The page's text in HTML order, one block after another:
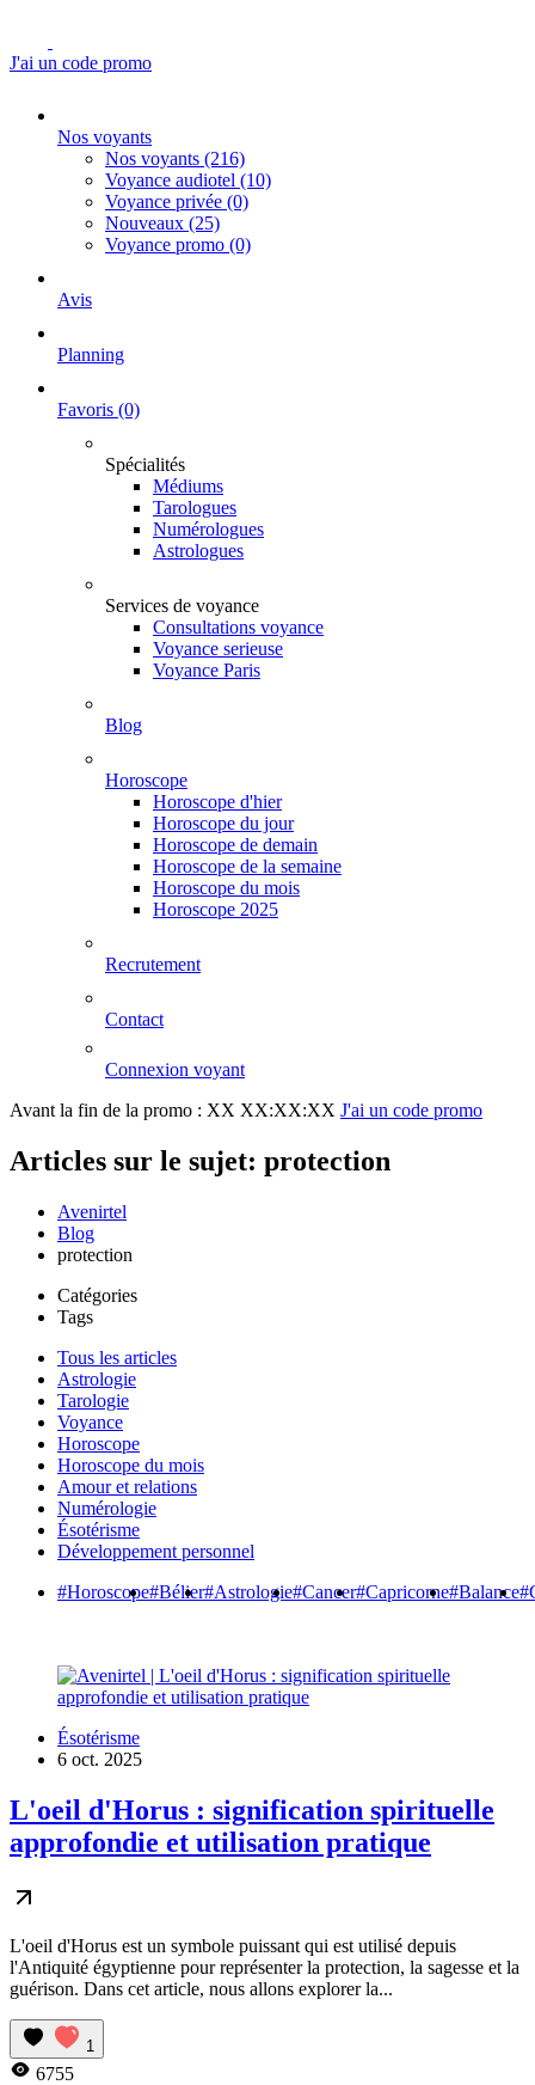
J'ai un code promo
Nos voyants
Nos voyants (216)
Voyance audiotel (10)
Voyance privée (0)
Nouveaux (25)
Voyance promo (0)
Avis
Planning
Favoris (0)
Spécialités
Médiums
Tarologues
Numérologues
Astrologues
Services de voyance
Consultations voyance
Voyance serieuse
Voyance Paris
Blog
Horoscope
Horoscope d'hier
Horoscope du jour
Horoscope de demain
Horoscope de la semaine
Horoscope du mois
Horoscope 2025
Recrutement
Contact
Connexion voyant
Avant la fin de la promo : XX XX:XX:XX J'ai un code promo
Articles sur le sujet: protection
Avenirtel
Blog
protection
Catégories
Tags
Tous les articles
Astrologie
Tarologie
Voyance
Horoscope
Horoscope du mois
Amour et relations
Numérologie
Ésotérisme
Développement personnel
#Horoscope#Bélier#Astrologie#Cancer#Capricorne#Balance
Ésotérisme
6 oct. 2025
L'oeil d'Horus : signification spirituelle
approfondie et utilisation pratique
L'oeil d'Horus est un symbole puissant qui est utilisé depuis
l'Antiquité égyptienne pour représenter la protection, la sagesse et la
guérison. Dans cet article, nous allons explorer la...
1
6755